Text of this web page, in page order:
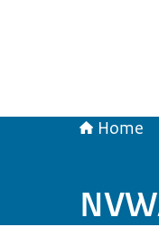
Home